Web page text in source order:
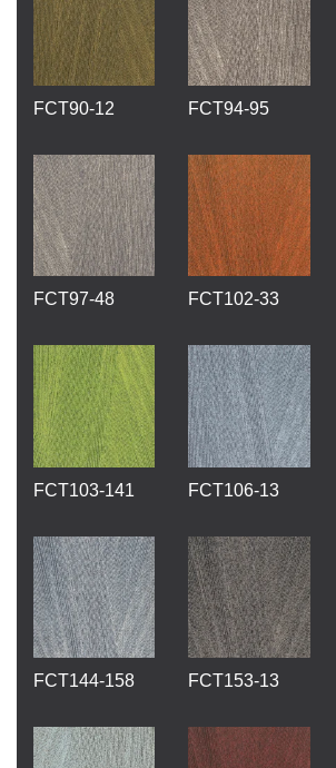
FCT90-12 FCT94-95
FCT97-48 FCT102-33
FCT103-141 FCT106-13
FCT144-158 FCT153-13